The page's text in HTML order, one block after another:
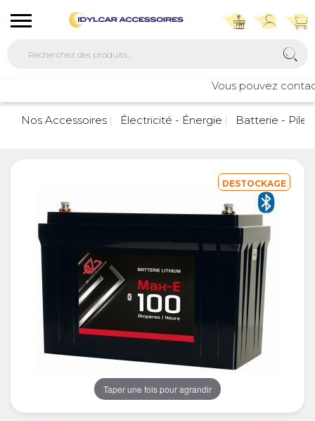
Vous pouvez
Nos Accessoires Électricité - Énergie Batterie - Pile
DESTOCKAGE
Taper une fois pour agrandir